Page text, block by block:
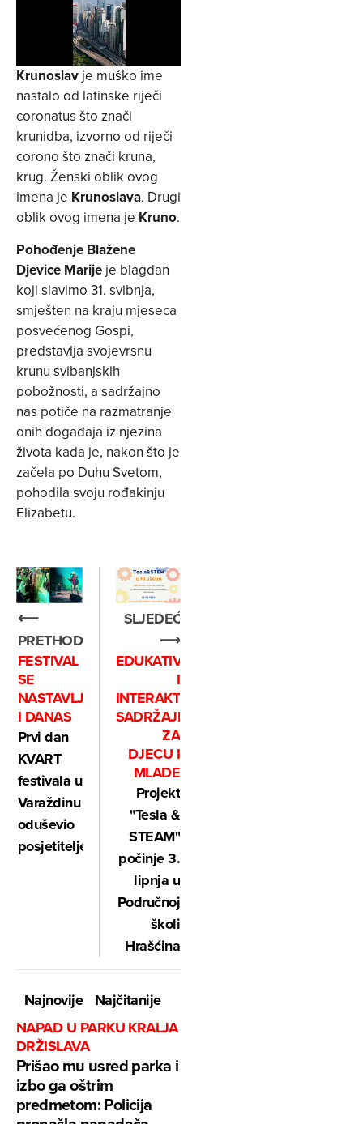
Krunoslav je muško ime
nastalo od latinske riječi
coronatus što znači
krunidba, izvorno od riječi
corono što znači kruna,
krug. Ženski oblik ovog
imena je Krunoslava. Drugi
oblik ovog imena je Kruno.
Pohođenje Blažene
Djevice Marije je blagdan
koji slavimo 31. svibnja,
smješten na kraju mjeseca
posvećenog Gospi,
predstavlja svojevrsnu
krunu svibanjskih
pobožnosti, a sadržajno
nas potiče na razmatranje
onih događaja iz njezina
života kada je, nakon što je
začela po Duhu Svetom,
pohodila svoju rođakinju
Elizabetu.
⟵
PRETHODNO
FESTIVAL
SE
NASTAVLJA
I DANAS
Prvi dan
KVART
festivala u
Varaždinu
oduševio
posjetitelje
SLJEDEĆE
⟶
EDUKATIVNI
I
INTERAKTIVNI
SADRŽAJI
ZA
DJECU I
MLADE
Projekt
"Tesla &
STEAM"
počinje 3.
lipnja u
Područnoj
školi
Hrašćina
Najnovije
Najčitanije
NAPAD U PARKU KRALJA
DRŽISLAVA
Prišao mu usred parka i
izbo ga oštrim
predmetom: Policija